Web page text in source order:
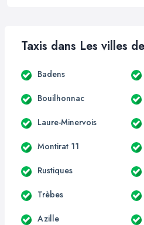
Taxis dans Les villes
Badens
Bouilhonnac
Laure-Minervois
Montirat 11
Rustiques
Trèbes
Azille